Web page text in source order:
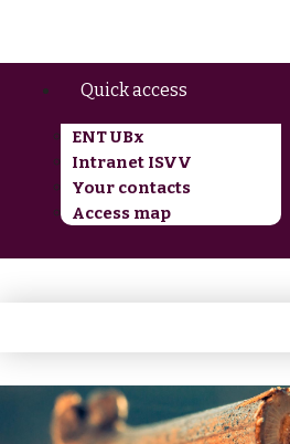
Quick access
ENT UBx
Intranet ISVV
Your contacts
Access map